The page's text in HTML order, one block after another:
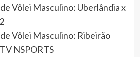
Vôlei Masculino: Uberlândia x
Vôlei Masculino: Ribeirão
NSPORTS